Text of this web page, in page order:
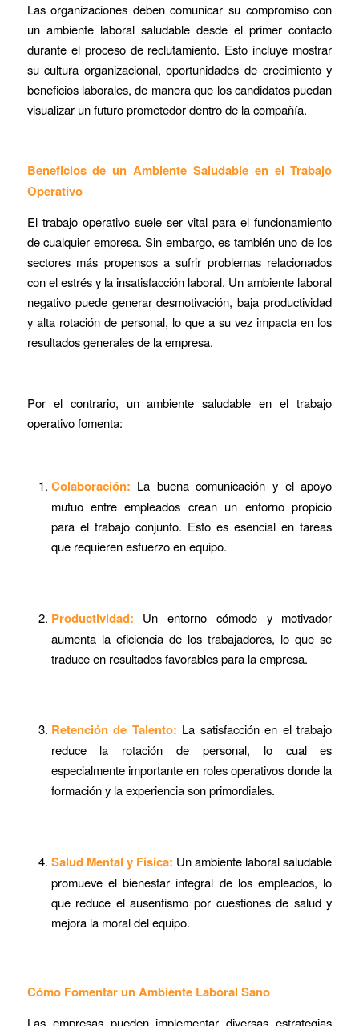
Las organizaciones deben comunicar su compromiso con
un ambiente laboral saludable desde el primer contacto
durante el proceso de reclutamiento. Esto incluye mostrar
su cultura organizacional, oportunidades de crecimiento y
beneficios laborales, de manera que los candidatos puedan
visualizar un futuro prometedor dentro de la compañía.
Beneficios de un Ambiente Saludable en el Trabajo
Operativo
El trabajo operativo suele ser vital para el funcionamiento
de cualquier empresa. Sin embargo, es también uno de los
sectores más propensos a sufrir problemas relacionados
con el estrés y la insatisfacción laboral. Un ambiente laboral
negativo puede generar desmotivación, baja productividad
y alta rotación de personal, lo que a su vez impacta en los
resultados generales de la empresa.
Por el contrario, un ambiente saludable en el trabajo
operativo fomenta:
Colaboración: La buena comunicación y el apoyo
mutuo entre empleados crean un entorno propicio
para el trabajo conjunto. Esto es esencial en tareas
que requieren esfuerzo en equipo.
Productividad: Un entorno cómodo y motivador
aumenta la eficiencia de los trabajadores, lo que se
traduce en resultados favorables para la empresa.
Retención de Talento: La satisfacción en el trabajo
reduce la rotación de personal, lo cual es
especialmente importante en roles operativos donde la
formación y la experiencia son primordiales.
Salud Mental y Física: Un ambiente laboral saludable
promueve el bienestar integral de los empleados, lo
que reduce el ausentismo por cuestiones de salud y
mejora la moral del equipo.
Cómo Fomentar un Ambiente Laboral Sano
Las empresas pueden implementar diversas estrategias